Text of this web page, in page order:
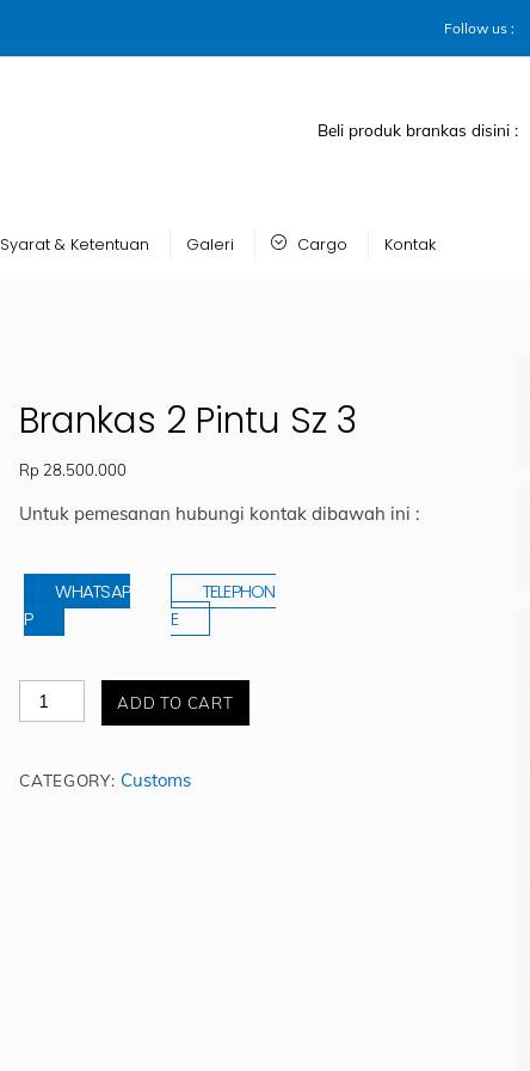
Follow us :
Syarat & Ketentuan Galeri Cargo Kontak
Beli produk brankas disini :
Brankas 2 Pintu Sz 3
Rp 28.500.000
Untuk pemesanan hubungi kontak dibawah ini :
WHATSAP
P
TELEPHON
E
Brankas
3
ADD TO CART
CATEGORY: Customs